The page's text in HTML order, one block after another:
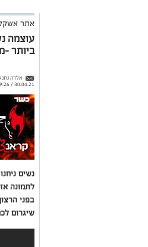
אתר
עוצמה
ביותר -
אלדה
30.04.21 / 09:26
נשים
לתמונה
בפני
שיגרום